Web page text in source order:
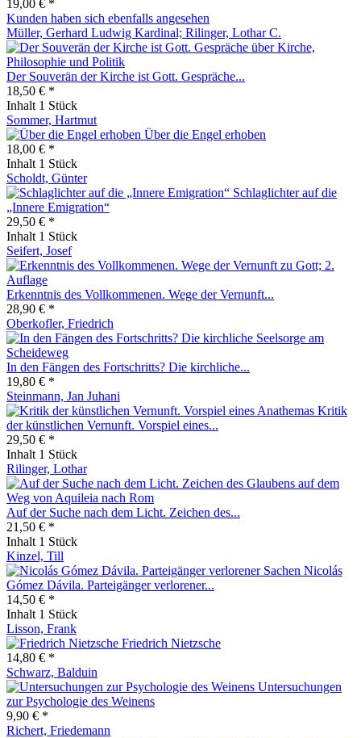
19,00 € *
Kunden haben sich ebenfalls angesehen
Müller, Gerhard Ludwig Kardinal; Rilinger, Lothar C.
Der Souverän der Kirche ist Gott. Gespräche...
18,50 € *
Inhalt 1 Stück
Sommer, Hartmut
Über die Engel erhoben
18,00 € *
Inhalt 1 Stück
Scholdt, Günter
Schlaglichter auf die
„Innere Emigration“
29,50 € *
Inhalt 1 Stück
Seifert, Josef
Erkenntnis des Vollkommenen. Wege der Vernunft...
28,90 € *
Oberkofler, Friedrich
In den Fängen des Fortschritts? Die kirchliche...
19,80 € *
Steinmann, Jan Juhani
Kritik
der künstlichen Vernunft. Vorspiel eines...
29,50 € *
Inhalt 1 Stück
Rilinger, Lothar
Auf der Suche nach dem Licht. Zeichen des...
21,50 € *
Inhalt 1 Stück
Kinzel, Till
Nicolás
Gómez Dávila. Parteigänger verlorener...
14,50 € *
Inhalt 1 Stück
Lisson, Frank
Friedrich Nietzsche
14,80 € *
Schwarz, Balduin
Untersuchungen
zur Psychologie des Weinens
9,90 € *
Richert, Friedemann